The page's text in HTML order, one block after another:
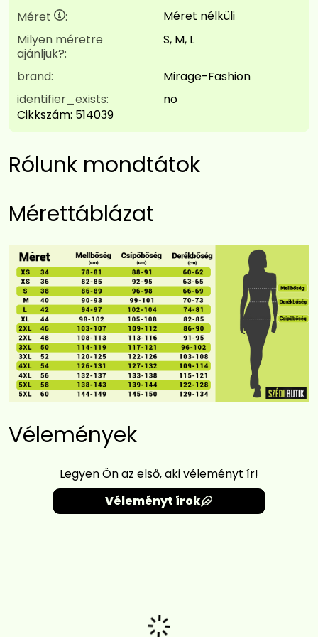
Méret
:
Méret nélküli
Milyen méretre
ajánljuk?:
S, M, L
brand:
Mirage-Fashion
identifier_exists:
no
Cikkszám: 514039
Rólunk mondtátok
Mérettáblázat
Vélemények
Legyen Ön az első, aki véleményt ír!
Véleményt írok